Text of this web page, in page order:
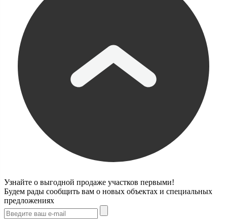
Узнайте о выгодной продаже участков первыми!
Будем рады сообщить вам о новых объектах и специальных
предложениях